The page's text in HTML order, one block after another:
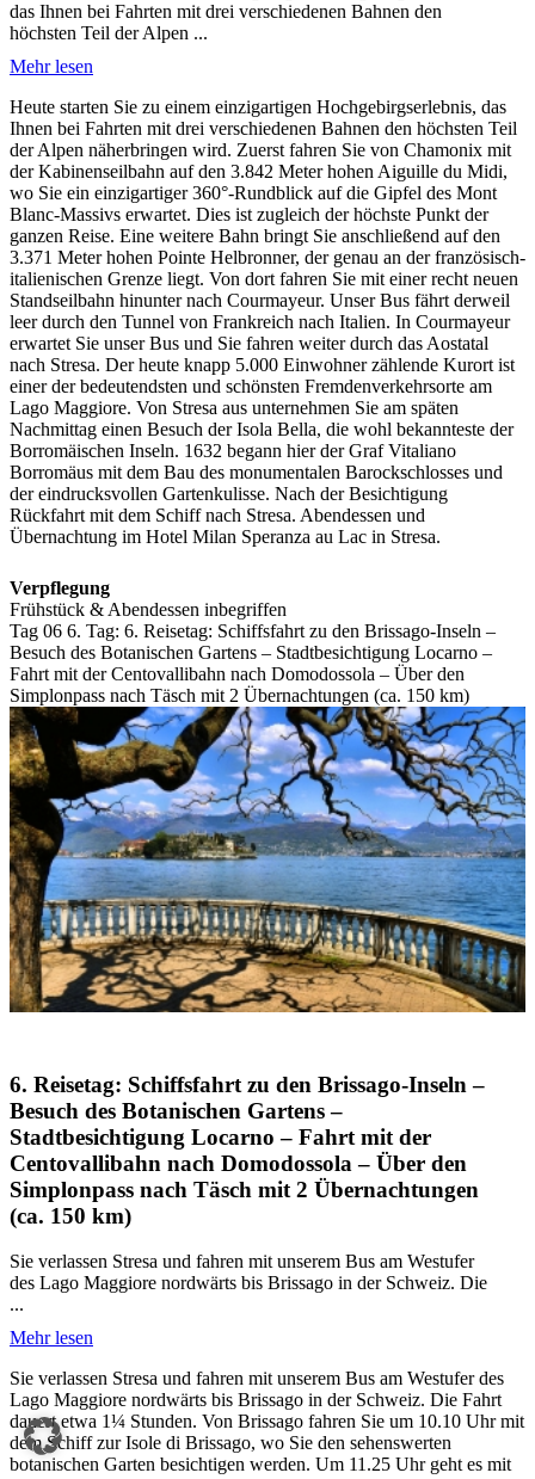
das Ihnen bei Fahrten mit drei verschiedenen Bahnen den
höchsten Teil der Alpen ...
Mehr lesen
Heute starten Sie zu einem einzigartigen Hochgebirgserlebnis, das
Ihnen bei Fahrten mit drei verschiedenen Bahnen den höchsten Teil
der Alpen näherbringen wird. Zuerst fahren Sie von Chamonix mit
der Kabinenseilbahn auf den 3.842 Meter hohen Aiguille du Midi,
wo Sie ein einzigartiger 360°-Rundblick auf die Gipfel des Mont
Blanc-Massivs erwartet. Dies ist zugleich der höchste Punkt der
ganzen Reise. Eine weitere Bahn bringt Sie anschließend auf den
3.371 Meter hohen Pointe Helbronner, der genau an der französisch-
italienischen Grenze liegt. Von dort fahren Sie mit einer recht neuen
Standseilbahn hinunter nach Courmayeur. Unser Bus fährt derweil
leer durch den Tunnel von Frankreich nach Italien. In Courmayeur
erwartet Sie unser Bus und Sie fahren weiter durch das Aostatal
nach Stresa. Der heute knapp 5.000 Einwohner zählende Kurort ist
einer der bedeutendsten und schönsten Fremdenverkehrsorte am
Lago Maggiore. Von Stresa aus unternehmen Sie am späten
Nachmittag einen Besuch der Isola Bella, die wohl bekannteste der
Borromäischen Inseln. 1632 begann hier der Graf Vitaliano
Borromäus mit dem Bau des monumentalen Barockschlosses und
der eindrucksvollen Gartenkulisse. Nach der Besichtigung
Rückfahrt mit dem Schiff nach Stresa. Abendessen und
Übernachtung im Hotel Milan Speranza au Lac in Stresa.
Verpflegung
Frühstück & Abendessen inbegriffen
Tag 06 6. Tag: 6. Reisetag: Schiffsfahrt zu den Brissago-Inseln –
Besuch des Botanischen Gartens – Stadtbesichtigung Locarno –
Fahrt mit der Centovallibahn nach Domodossola – Über den
Simplonpass nach Täsch mit 2 Übernachtungen (ca. 150 km)
6. Reisetag: Schiffsfahrt zu den Brissago-Inseln –
Besuch des Botanischen Gartens –
Stadtbesichtigung Locarno – Fahrt mit der
Centovallibahn nach Domodossola – Über den
Simplonpass nach Täsch mit 2 Übernachtungen
(ca. 150 km)
Sie verlassen Stresa und fahren mit unserem Bus am Westufer
des Lago Maggiore nordwärts bis Brissago in der Schweiz. Die
...
Mehr lesen
Sie verlassen Stresa und fahren mit unserem Bus am Westufer des
Lago Maggiore nordwärts bis Brissago in der Schweiz. Die Fahrt
dauert etwa 1¼ Stunden. Von Brissago fahren Sie um 10.10 Uhr mit
dem Schiff zur Isole di Brissago, wo Sie den sehenswerten
botanischen Garten besichtigen werden. Um 11.25 Uhr geht es mit